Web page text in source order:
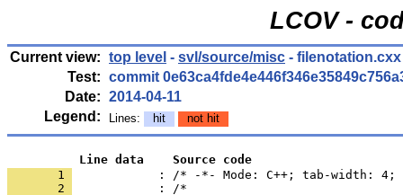
LCOV -
Current view: top level - svl/source/misc - filenotation.cxx
Test: commit
Date: 2014-04-11
Legend:
Lines: hit not hit
          Line data    Source code
       1
: /* -*- Mode: C++; tab-width:
       2